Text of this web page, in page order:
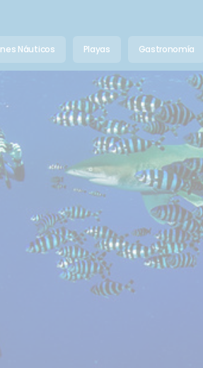
Náuticos Playas Gastronomía